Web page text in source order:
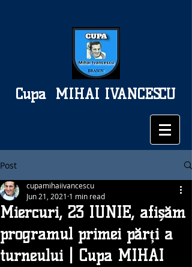
MIHAI IVANCESCU
Cupa
Post
Miercuri, 23 IUNIE, afișăm
programul primei părți a
turneului | Cupa MIHAI
cupamihaiivancescu
Jun 21, 2021 1 min read